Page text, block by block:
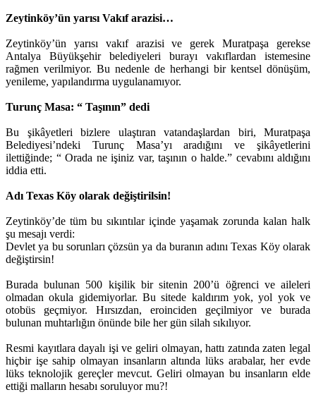
Zeytinköy’ün yarısı Vakıf arazisi…
Zeytinköy’ün yarısı vakıf arazisi ve gerek Muratpaşa gerekse
Antalya Büyükşehir belediyeleri burayı vakıflardan istemesine
rağmen verilmiyor. Bu nedenle de herhangi bir kentsel dönüşüm,
yenileme, yapılandırma uygulanamıyor.
Turunç Masa: “ Taşının” dedi
Bu şikâyetleri bizlere ulaştıran vatandaşlardan biri, Muratpaşa
Belediyesi’ndeki Turunç Masa’yı aradığını ve şikâyetlerini
ilettiğinde; “ Orada ne işiniz var, taşının o halde.” cevabını aldığını
iddia etti.
Adı Texas Köy olarak değiştirilsin!
Zeytinköy’de tüm bu sıkıntılar içinde yaşamak zorunda kalan halk
şu mesajı verdi:
Devlet ya bu sorunları çözsün ya da buranın adını Texas Köy olarak
değiştirsin!
Burada bulunan 500 kişilik bir sitenin 200’ü öğrenci ve aileleri
olmadan okula gidemiyorlar. Bu sitede kaldırım yok, yol yok ve
otobüs geçmiyor. Hırsızdan, eroinciden geçilmiyor ve burada
bulunan muhtarlığın önünde bile her gün silah sıkılıyor.
Resmi kayıtlara dayalı işi ve geliri olmayan, hattı zatında zaten legal
hiçbir işe sahip olmayan insanların altında lüks arabalar, her evde
lüks teknolojik gereçler mevcut. Geliri olmayan bu insanların elde
ettiği malların hesabı soruluyor mu?!